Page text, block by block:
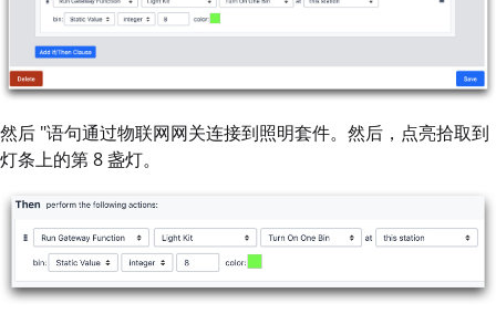
然后 "语句通过物联网网关连接到照明套件。然后，点亮拾取到
灯条上的第 8 盏灯。